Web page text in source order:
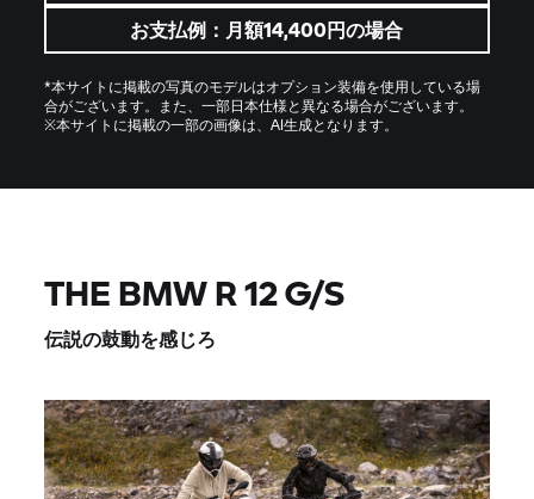
お支払例：月額14,400円の場合
*本サイトに掲載の写真のモデルはオプション装備を使用している場
合がございます。また、一部日本仕様と異なる場合がございます。
※本サイトに掲載の一部の画像は、AI生成となります。
THE BMW R 12 G/S
伝説の鼓動を感じろ